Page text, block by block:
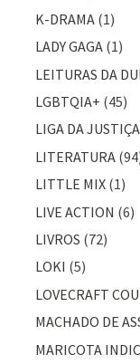
K-DRAMA (1)
LADY GAGA (1)
LEITURAS DA
LGBTQIA+ (45)
LIGA DA JUSTIÇA
LITERATURA
LITTLE MIX (1)
LIVE ACTION (6)
LIVROS (72)
LOKI (5)
LOVECRAFT
MACHADO DE
MARICOTA